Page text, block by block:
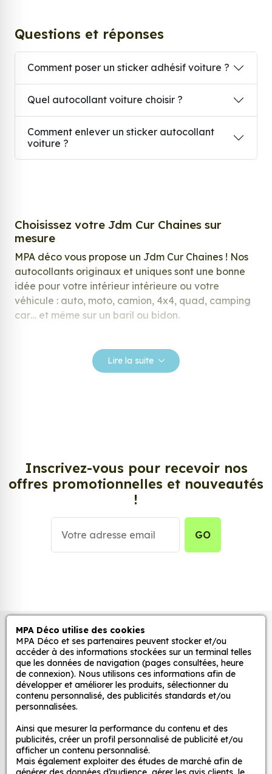
Questions et réponses
Comment poser un sticker adhésif voiture ?
Quel autocollant voiture choisir ?
Comment enlever un sticker autocollant
voiture ?
Choisissez votre Jdm Cur Chaines sur
mesure
MPA déco vous propose un Jdm Cur Chaines ! Nos
autocollants originaux et uniques sont une bonne
idée pour votre intérieur intérieure ou votre
véhicule : auto, moto, camion, 4x4, quad, camping
car… et même sur un baril ou bidon.
répondre à vos attentes, laissez vous inspirer parmi
notre large gamme de stickers.
décorer votre intérieur ou votre véhicule.
Personnalisez la surface de votre choix avec nos
stickers muraux et stickers véhicule. Une solution
simple et rapide qui transforme toutes surfaces
et ce, à moindre coût et sans effort.
Quels sont les avantages de nos stickers
décoration ?
Une grande variété de motifs et de couleurs :
nos Jdm Cur Chaines sont disponibles dans une
large gamme de motifs et de couleurs, ce qui
votre décoration.
Une installation facile : nos stickers sont faciles
à installer, même pour les débutants. Il suffit de
Lire la suite
Inscrivez-vous pour recevoir nos
offres promotionnelles et nouveautés
!
GO
Autocollants pour véhicules et stickers
décoratifs
MPA Déco
Nos services
Nos sites
MPA Déco utilise des cookies
MPA Déco et ses partenaires peuvent stocker et/ou
accéder à des informations stockées sur un terminal telles
que les données de navigation (pages consultées, heure
de connexion). Nous utilisons ces informations afin de
développer et améliorer les produits, sélectionner du
contenu personnalisé, des publicités standards et/ou
personnalisées.
Ainsi que mesurer la performance du contenu et des
publicités, créer un profil personnalisé de publicité et/ou
afficher un contenu personnalisé.
Mais également exploiter des études de marché afin de